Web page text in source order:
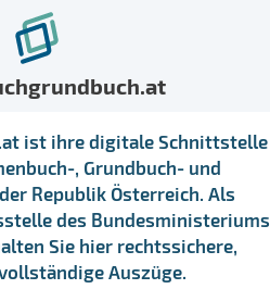
ist ihre digitale Schnittstelle
, Grundbuch- und
Republik Österreich. Als
des Bundesministeriums
Sie hier rechtssichere,
Auszüge.